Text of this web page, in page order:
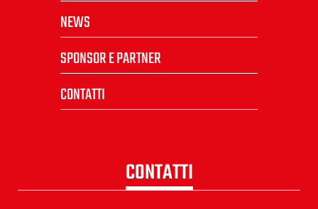
NEWS
SPONSOR E PARTNER
CONTATTI
CONTATTI